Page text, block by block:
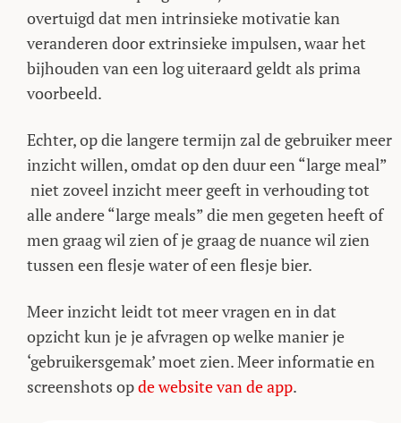
overtuigd dat men intrinsieke motivatie kan
veranderen door extrinsieke impulsen, waar het
bijhouden van een log uiteraard geldt als prima
voorbeeld.
Echter, op die langere termijn zal de gebruiker meer
inzicht willen, omdat op den duur een “large meal”
niet zoveel inzicht meer geeft in verhouding tot
alle andere “large meals” die men gegeten heeft of
men graag wil zien of je graag de nuance wil zien
tussen een flesje water of een flesje bier.
Meer inzicht leidt tot meer vragen en in dat
opzicht kun je je afvragen op welke manier je
‘gebruikersgemak’ moet zien. Meer informatie en
screenshots opde website van de app.